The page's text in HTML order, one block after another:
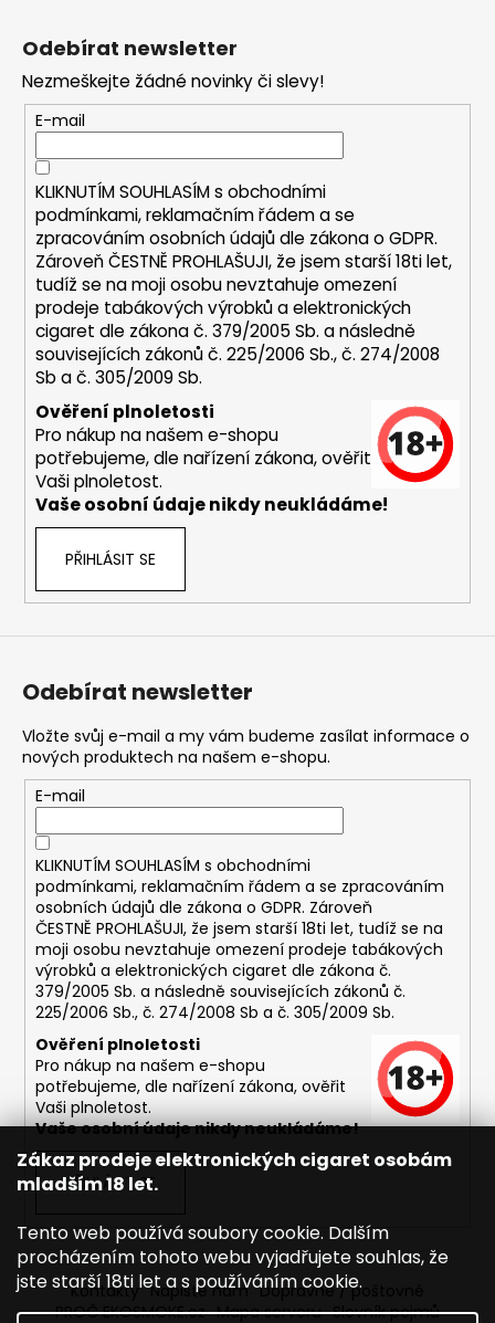
Zákaz prodeje elektronických cigaret osobám
mladším 18 let.
Tento web používá soubory cookie. Dalším
procházením tohoto webu vyjadřujete souhlas, že
jste starší 18ti let a s používáním cookie.
Odebírat newsletter
Nezmeškejte žádné novinky či slevy!
E-mail
KLIKNUTÍM SOUHLASÍM s obchodními
podmínkami,reklamačním řádem a se
zpracováním osobních údajů dle zákona oGDPR.
Zároveň ČESTNĚ PROHLAŠUJI, že jsem starší 18ti let,
tudíž se na moji osobu nevztahuje omezení
prodeje tabákových výrobků a elektronických
cigaret dle zákona č. 379/2005 Sb. a následně
souvisejících zákonů č. 225/2006 Sb., č. 274/2008
Sb a č. 305/2009 Sb.
Ověření plnoletosti
Pro nákup na našem e-shopu
potřebujeme, dle nařízení zákona, ověřit
Vaši plnoletost.
Vaše osobní údaje nikdy neukládáme!
PŘIHLÁSIT SE
Odebírat newsletter
Vložte svůj e-mail a my vám budeme zasílat informace o
nových produktech na našem e-shopu.
E-mail
KLIKNUTÍM SOUHLASÍM s obchodními
podmínkami, reklamačním řádem a se zpracováním
osobních údajů dle zákona o GDPR. Zároveň
ČESTNĚ PROHLAŠUJI, že jsem starší 18ti let, tudíž se na
moji osobu nevztahuje omezení prodeje tabákových
výrobků a elektronických cigaret dle zákona č.
379/2005 Sb. a následně souvisejících zákonů č.
225/2006 Sb., č. 274/2008 Sb a č. 305/2009 Sb.
Ověření plnoletosti
Pro nákup na našem e-shopu
potřebujeme, dle nařízení zákona, ověřit
Vaši plnoletost.
Vaše osobní údaje nikdy neukládáme!
PŘIHLÁSIT SE
Kontakty Napište nám Dopravné / poštovné
PROČ EKOSMOKE.cz Mapa serveru Slovník pojmů